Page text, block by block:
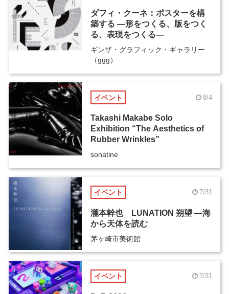
ダフィ・クーネ：ポスターを構
築する ―形をつくる、版をつく
る、表現をつくる―
ギンザ・グラフィック・ギャラリー
（ggg）
イベント 8/4
Takashi Makabe Solo
Exhibition “The Aesthetics of
Rubber Wrinkles”
sonatine
イベント 7/31
瀧本幹也 LUNATION 朔望 ―海
から天体を読む
茅ヶ崎市美術館
イベント 7/31